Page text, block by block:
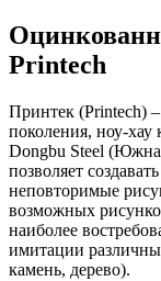
Printech
Принтек (Printech)
поколения, ноу-хау
Dongbu Steel
позволяет
неповторимые
возможных
наиболее
имитации
камень, дерево).